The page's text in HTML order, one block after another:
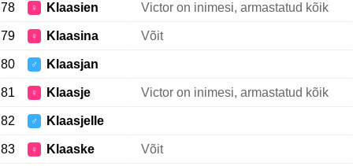
78 ♀ Klaasien Victor on inimesi, armastatud kõik
79 ♀ Klaasina Võit
80 ♂ Klaasjan
81 ♀ Klaasje Victor on inimesi, armastatud kõik
82 ♂ Klaasjelle
83 ♀ Klaaske Võit